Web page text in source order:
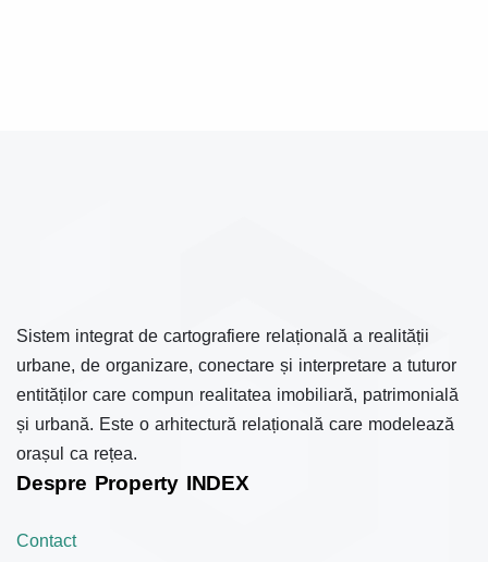
Sistem integrat de cartografiere relațională a realității
urbane, de organizare, conectare și interpretare a tuturor
entităților care compun realitatea imobiliară, patrimonială
și urbană. Este o arhitectură relațională care modelează
orașul ca rețea.
Despre Property INDEX
Contact